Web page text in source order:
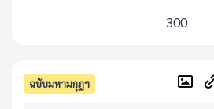
300
ฉบับมหามกุฏฯ